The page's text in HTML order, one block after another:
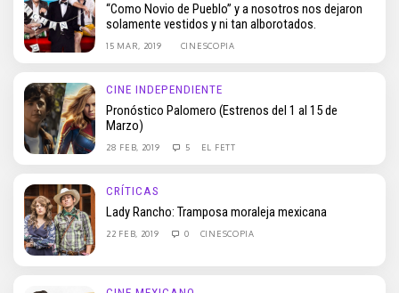
“Como Novio de Pueblo” y a nosotros nos dejaron
solamente vestidos y ni tan alborotados.
15 MAR, 2019 CINESCOPIA
CINE INDEPENDIENTE
Pronóstico Palomero (Estrenos del 1 al 15 de
Marzo)
28 FEB, 2019 5 EL FETT
CRÍTICAS
Lady Rancho: Tramposa moraleja mexicana
22 FEB, 2019 0 CINESCOPIA